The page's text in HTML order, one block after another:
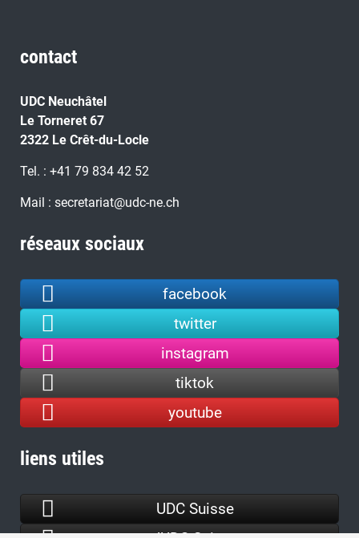
contact
UDC Neuchâtel
Le Torneret 67
2322 Le Crêt-du-Locle
Tel. : +41 79 834 42 52
Mail : secretariat@udc-ne.ch
réseaux sociaux
facebook
twitter
instagram
tiktok
youtube
liens utiles
UDC Suisse